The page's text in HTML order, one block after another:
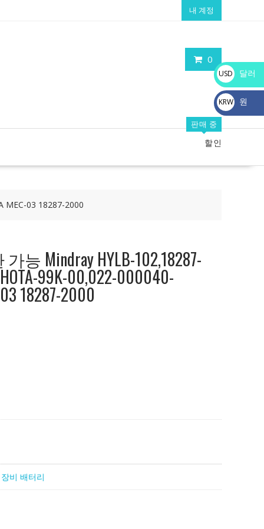
내 계정
0
판매 중
할인
MEC-03 18287-2000
능 Mindray HYLB-102,18287-
99K-00,022-000040-
18287-2000
비 배터리
USD
$
달러
KRW
₩
원